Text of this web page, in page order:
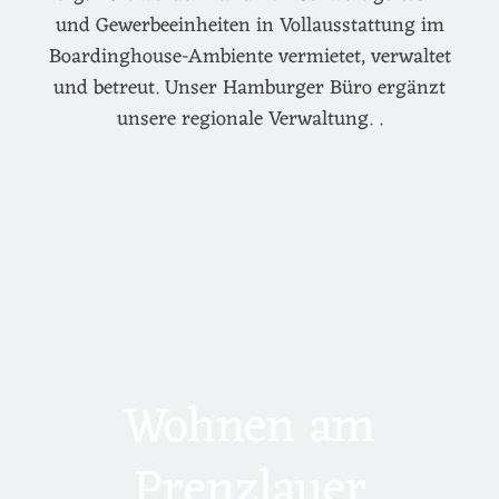
und Gewerbeeinheiten in Vollausstattung im
Boardinghouse-Ambiente vermietet, verwaltet
und betreut. Unser Hamburger Büro ergänzt
unsere regionale Verwaltung. .